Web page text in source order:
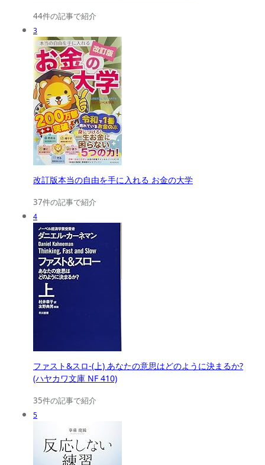
44件の記事で紹介
3
改訂版本当の自由を手に入れる お金の大学
37件の記事で紹介
4
ファスト&スロ-(上) あなたの意思はどのように決まるか?
(ハヤカワ文庫 NF 410)
35件の記事で紹介
5